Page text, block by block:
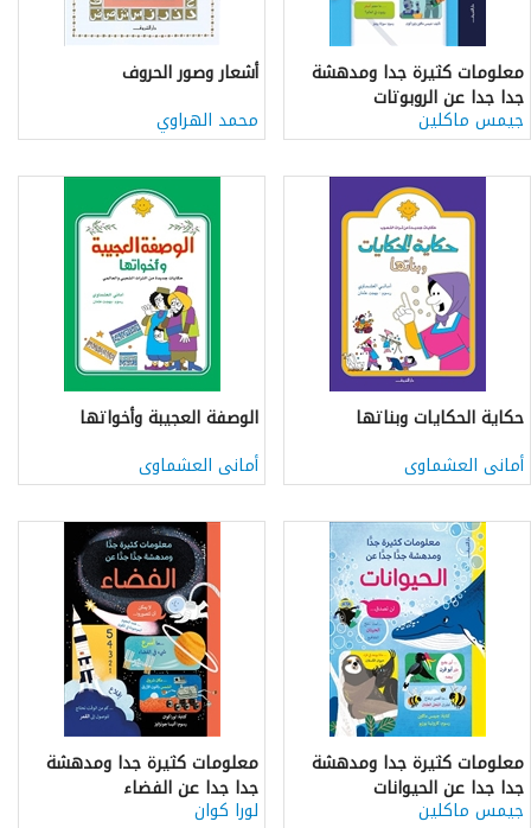
معلومات كثيرة جدا ومدهشة
جدا جدا عن الروبوتات
جيمس ماكلين
أشعار وصور الحروف
محمد الهراوي
حكاية الحكايات وبناتها
أمانى العشماوى
الوصفة العجيبة وأخواتها
أمانى العشماوى
معلومات كثيرة جدا ومدهشة
جدا جدا عن الحيوانات
جيمس ماكلين
معلومات كثيرة جدا ومدهشة
جدا جدا عن الفضاء
لورا كوان